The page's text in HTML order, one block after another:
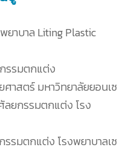
ยาบาล Liting Plastic
รรมตกแต่ง
าสตร์ มหาวิทยาลัยยอนเซ
ยกรรมตกแต่ง โรง
รมตกแต่ง โรงพยาบาลเซ